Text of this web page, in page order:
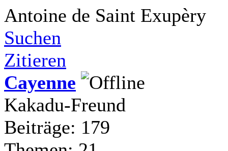
Antoine de Saint Exupèry
Suchen
Zitieren
Cayenne
Kakadu-Freund
Beiträge: 179